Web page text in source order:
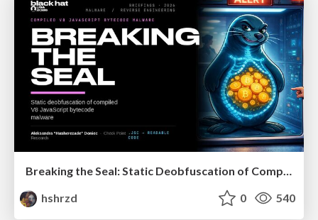
hshrzd
0 540